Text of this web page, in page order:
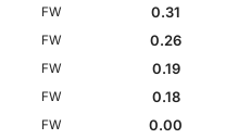
FW
0.31
FW
0.26
FW
0.19
FW
0.18
FW
0.00